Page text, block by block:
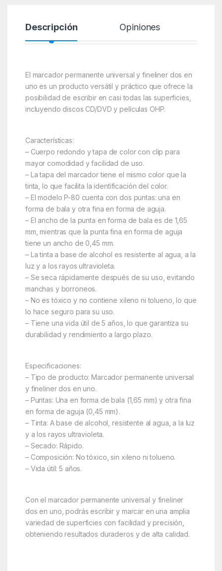
Descripción Opiniones
El marcador permanente universal y fineliner dos en
uno es un producto versátil y práctico que ofrece la
posibilidad de escribir en casi todas las superficies,
incluyendo discos CD/DVD y películas OHP.
Características:
– Cuerpo redondo y tapa de color con clip para
mayor comodidad y facilidad de uso.
– La tapa del marcador tiene el mismo color que la
tinta, lo que facilita la identificación del color.
– El modelo P-80 cuenta con dos puntas: una en
forma de bala y otra fina en forma de aguja.
– El ancho de la punta en forma de bala es de 1,65
mm, mientras que la punta fina en forma de aguja
tiene un ancho de 0,45 mm.
– La tinta a base de alcohol es resistente al agua, a la
luz y a los rayos ultravioleta.
– Se seca rápidamente después de su uso, evitando
manchas y borroneos.
– No es tóxico y no contiene xileno ni tolueno, lo que
lo hace seguro para su uso.
– Tiene una vida útil de 5 años, lo que garantiza su
durabilidad y rendimiento a largo plazo.
Especificaciones:
– Tipo de producto: Marcador permanente universal
y fineliner dos en uno.
– Puntas: Una en forma de bala (1,65 mm) y otra fina
en forma de aguja (0,45 mm).
– Tinta: A base de alcohol, resistente al agua, a la luz
y a los rayos ultravioleta.
– Secado: Rápido.
– Composición: No tóxico, sin xileno ni tolueno.
– Vida útil: 5 años.
Con el marcador permanente universal y fineliner
dos en uno, podrás escribir y marcar en una amplia
variedad de superficies con facilidad y precisión,
obteniendo resultados duraderos y de alta calidad.